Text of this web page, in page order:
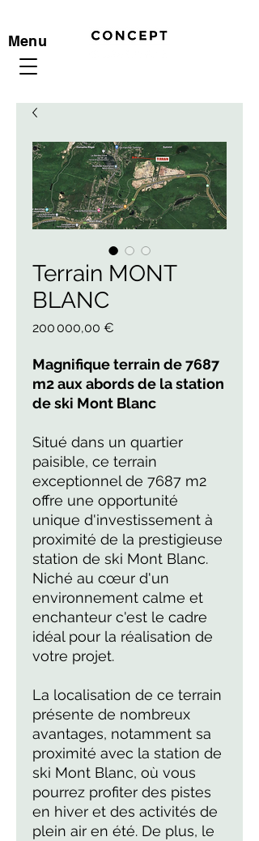
Menu
Terrain MONT
BLANC
200 000,00 €
Magnifique terrain de 7687
m2 aux abords de la station
de ski Mont Blanc
Situé dans un quartier
paisible, ce terrain
exceptionnel de 7687 m2
offre une opportunité
unique d'investissement à
proximité de la prestigieuse
station de ski Mont Blanc.
Niché au cœur d'un
environnement calme et
enchanteur c'est le cadre
idéal pour la réalisation de
votre projet.
La localisation de ce terrain
présente de nombreux
avantages, notamment sa
proximité avec la station de
ski Mont Blanc, où vous
pourrez profiter des pistes
en hiver et des activités de
plein air en été. De plus, le